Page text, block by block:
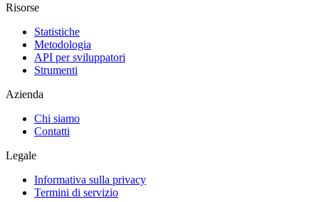
Risorse
Statistiche
Metodologia
API per sviluppatori
Strumenti
Azienda
Chi siamo
Contatti
Legale
Informativa sulla privacy
Termini di servizio